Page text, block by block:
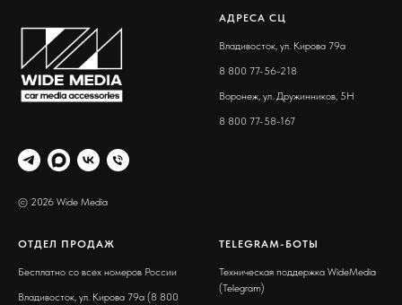
© 2026 Wide Media
АДРЕСА СЦ
Владивосток, ул. Кирова 79а
8 800 77-56-218
Воронеж, ул. Дружинников, 5Н
8 800 77-58-167
ОТДЕЛ ПРОДАЖ
Бесплатно со всех номеров России
Владивосток, ул. Кирова 79а (8 800
TELEGRAM-БОТЫ
Техническая поддержка WideMedia
(Telegram)